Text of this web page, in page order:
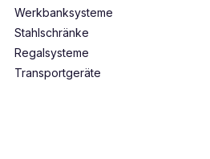
Werkbanksysteme
Stahlschränke
Regalsysteme
Transportgeräte